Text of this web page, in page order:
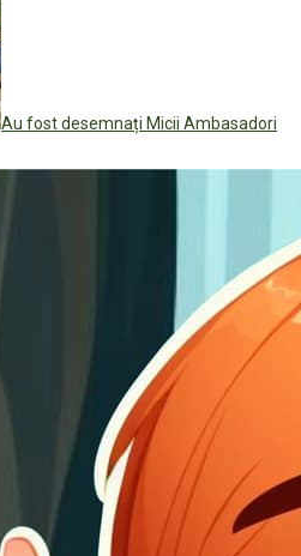
Au fost desemnați Micii Ambasadori